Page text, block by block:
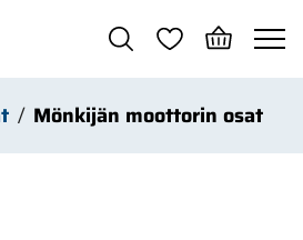
Mönkijän moottorin osat